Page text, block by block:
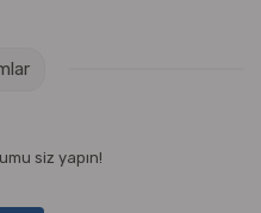
siz yapın!